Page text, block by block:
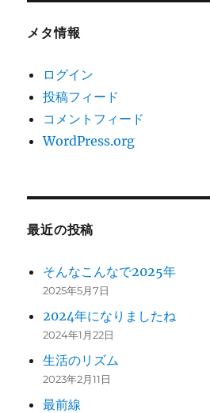
メタ情報
ログイン
投稿フィード
コメントフィード
WordPress.org
最近の投稿
そんなこんなで2025年
2025年5月7日
2024年になりましたね
2024年1月22日
生活のリズム
2023年2月11日
最前線